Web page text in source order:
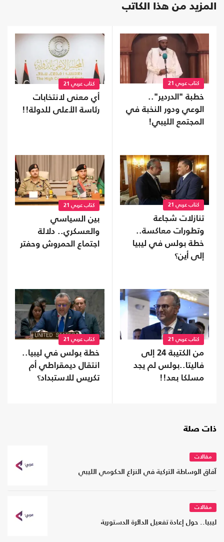
المزيد من هذا الكاتب
كتاب عربي 21
خطبة "الدردير"..
الوعي ودور النخبة في
المجتمع الليبي!
كتاب عربي 21
أي معنى لانتخابات
رئاسة الأعلى للدولة!!
كتاب عربي 21
تنازلات شجاعة
وتطورات معاكسة..
خطة بولس في ليبيا
إلى أين؟
كتاب عربي 21
بين السياسي
والعسكري.. دلالة
اجتماع الحمروش وحفتر
كتاب عربي 21
من الكتيبة 24 إلى
فاليتا..بولس لم يجد
مسلكا بعد!!
كتاب عربي 21
خطة بولس في ليبيا..
انتقال ديمقراطي أم
تكريس للاستبداد؟
ذات صلة
مقالات
آفاق الوساطة التركية في النزاع الحكومي الليبي
مقالات
ليبيا.. حول إعادة تفعيل الدائرة الدستورية